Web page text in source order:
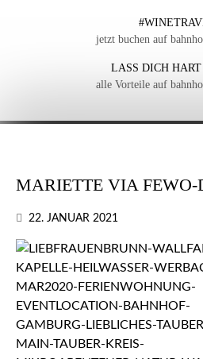
jetzt buchen auf
LASS DICH
alle Vorteile auf
MARIETTE VIA FEWO-
22. JANUAR 2021